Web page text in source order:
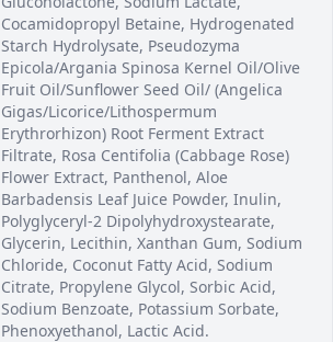
Cocamidopropyl Betaine, Hydrogenated
Starch Hydrolysate, Pseudozyma
Epicola/Argania Spinosa Kernel Oil/Olive
Fruit Oil/Sunflower Seed Oil/ (Angelica
Gigas/Licorice/Lithospermum
Erythrorhizon) Root Ferment Extract
Filtrate, Rosa Centifolia (Cabbage Rose)
Flower Extract, Panthenol, Aloe
Barbadensis Leaf Juice Powder, Inulin,
Polyglyceryl-2 Dipolyhydroxystearate,
Glycerin, Lecithin, Xanthan Gum, Sodium
Chloride, Coconut Fatty Acid, Sodium
Citrate, Propylene Glycol, Sorbic Acid,
Sodium Benzoate, Potassium Sorbate,
Phenoxyethanol, Lactic Acid.